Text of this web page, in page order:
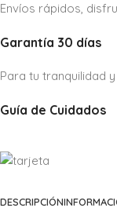
Envíos rápidos,
Garantía 30 días
Para tu tranquilidad
Guía de Cuidados
DESCRIPCIÓN